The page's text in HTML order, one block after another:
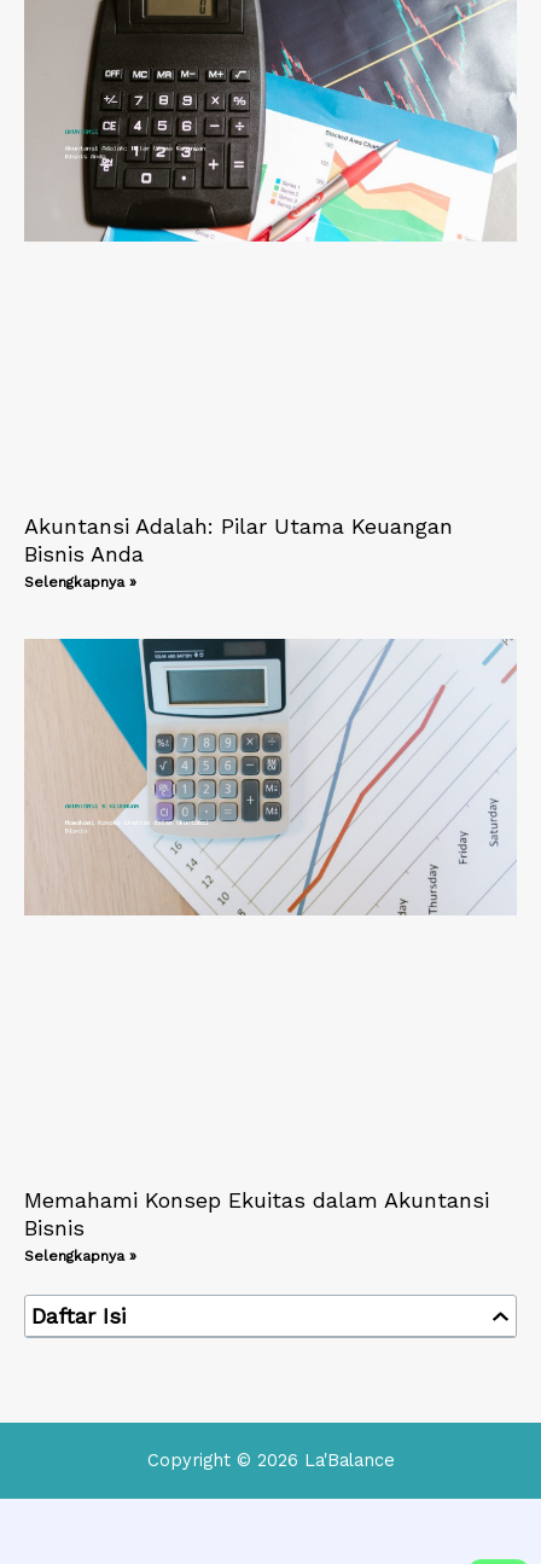
Akuntansi Adalah: Pilar Utama Keuangan
Bisnis Anda
Selengkapnya »
Memahami Konsep Ekuitas dalam Akuntansi
Bisnis
Selengkapnya »
Daftar Isi
Copyright © 2026 La'Balance